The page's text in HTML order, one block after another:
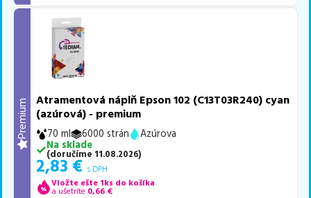
Premium
Atramentová náplň Epson 102 (C13T03R240) cyan
(azúrová) - premium
70 ml 6000 strán
Azúrova
Na sklade
(doručíme 11.08.2026)
2,83 € s DPH
Vložte ešte 1ks do košíka
a ušetríte 0,66 €